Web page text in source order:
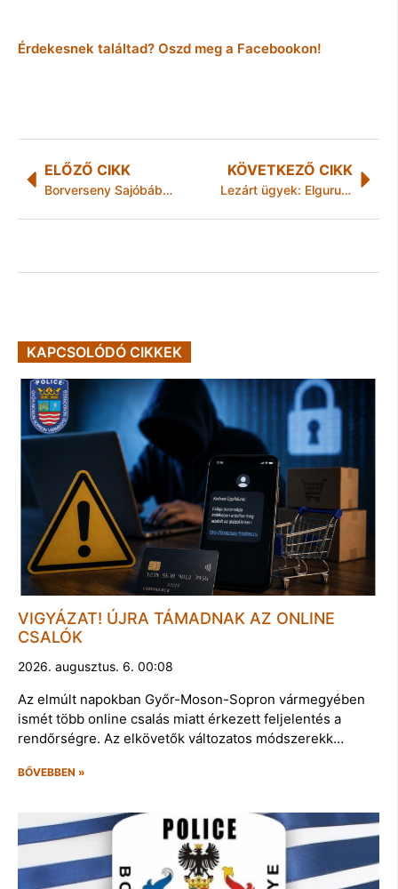
Érdekesnek találtad? Oszd meg a Facebookon!
ELŐZŐ CIKK
Borverseny Sajóbábonyban
KÖVETKEZŐ CIKK
Lezárt ügyek: Elgurult a kereke
KAPCSOLÓDÓ CIKKEK
VIGYÁZAT! ÚJRA TÁMADNAK AZ ONLINE
CSALÓK
2026. augusztus. 6. 00:08
Az elmúlt napokban Győr-Moson-Sopron vármegyében
ismét több online csalás miatt érkezett feljelentés a
rendőrségre. Az elkövetők változatos módszerekk…
BŐVEBBEN »